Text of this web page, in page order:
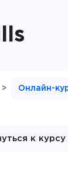
> Онлайн-
к курсу